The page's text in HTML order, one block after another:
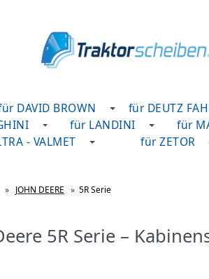
DAVID BROWN für DEUTZ
für LANDINI für
- VALMET für ZETOR
» JOHN DEERE » 5R Serie
5R Serie –